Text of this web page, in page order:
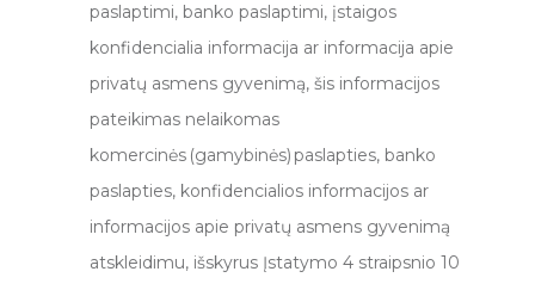
paslaptimi, banko paslaptimi, įstaigos
konfidencialia informacija ar informacija apie
privatų asmens gyvenimą, šis informacijos
pateikimas nelaikomas
komercinės (gamybinės) paslapties, banko
paslapties, konfidencialios informacijos ar
informacijos apie privatų asmens gyvenimą
atskleidimu, išskyrus Įstatymo 4 straipsnio 10